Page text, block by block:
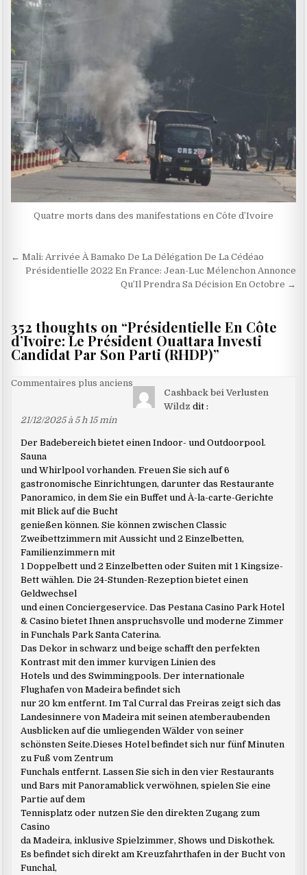
Quatre morts dans des manifestations en Côte d’Ivoire
Navigation
de
← Mali: Arrivée À Bamako De La Délégation De La Cédéao
Présidentielle 2022 En France: Jean-Luc Mélenchon Annonce
Qu’Il Prendra Sa Décision En Octobre →
352 thoughts on “Présidentielle En Côte
d’Ivoire: Le Président Ouattara Investi
Candidat Par Son Parti (RHDP)”
Navigation
les
commentaires
Commentaires plus anciens
Cashback bei Verlusten
Wildz dit :
21/12/2025 à 5 h 15 min
Der Badebereich bietet einen Indoor- und Outdoorpool.
Sauna
und Whirlpool vorhanden. Freuen Sie sich auf 6
gastronomische Einrichtungen, darunter das Restaurante
Panoramico, in dem Sie ein Buffet und À-la-carte-Gerichte
mit Blick auf die Bucht
genießen können. Sie können zwischen Classic
Zweibettzimmern mit Aussicht und 2 Einzelbetten,
Familienzimmern mit
1 Doppelbett und 2 Einzelbetten oder Suiten mit 1 Kingsize-
Bett wählen. Die 24-Stunden-Rezeption bietet einen
Geldwechsel
und einen Conciergeservice. Das Pestana Casino Park Hotel
& Casino bietet Ihnen anspruchsvolle und moderne Zimmer
in Funchals Park Santa Caterina.
Das Dekor in schwarz und beige schafft den perfekten
Kontrast mit den immer kurvigen Linien des
Hotels und des Swimmingpools. Der internationale
Flughafen von Madeira befindet sich
nur 20 km entfernt. Im Tal Curral das Freiras zeigt sich das
Landesinnere von Madeira mit seinen atemberaubenden
Ausblicken auf die umliegenden Wälder von seiner
schönsten Seite.Dieses Hotel befindet sich nur fünf Minuten
zu Fuß vom Zentrum
Funchals entfernt. Lassen Sie sich in den vier Restaurants
und Bars mit Panoramablick verwöhnen, spielen Sie eine
Partie auf dem
Tennisplatz oder nutzen Sie den direkten Zugang zum
Casino
da Madeira, inklusive Spielzimmer, Shows und Diskothek.
Es befindet sich direkt am Kreuzfahrthafen in der Bucht von
Funchal,